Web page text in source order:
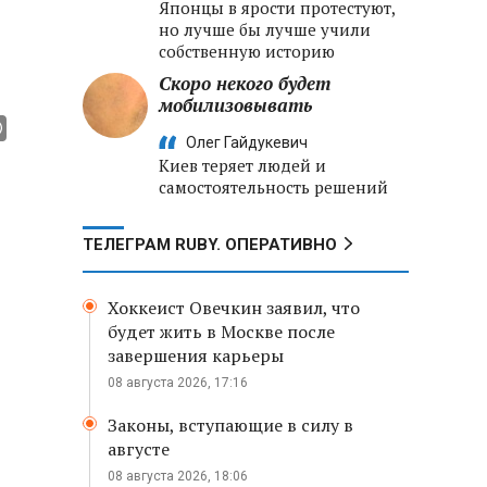
Японцы в ярости протестуют,
но лучше бы лучше учили
собственную историю
Скоро некого будет
мобилизовывать
Олег Гайдукевич
Киев теряет людей и
самостоятельность решений
ТЕЛЕГРАМ RUBY. ОПЕРАТИВНО
Хоккеист Овечкин заявил, что
будет жить в Москве после
завершения карьеры
08 августа 2026, 17:16
Законы, вступающие в силу в
августе
08 августа 2026, 18:06